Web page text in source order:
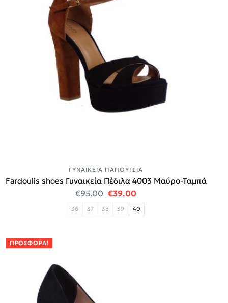
ΓΥΝΑΙΚΕΊΑ ΠΑΠΟΎΤΣΙΑ
Fardoulis shoes Γυναικεία Πέδιλα 4003 Μαύρο-Ταμπά
€95.00 Original price was: €95.00.
€39.00Η τρέχουσα τιμή
36 37 38 39 40
ΠΡΟΣΦΟΡΆ!